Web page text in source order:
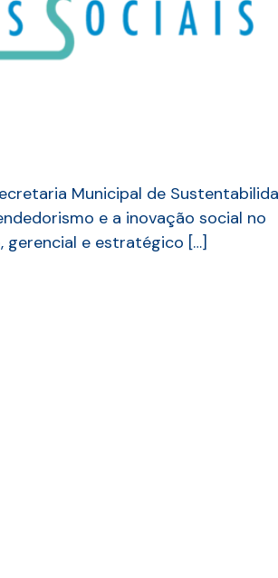
Municipal de
e a inovação social no
gerencial e estratégico […]